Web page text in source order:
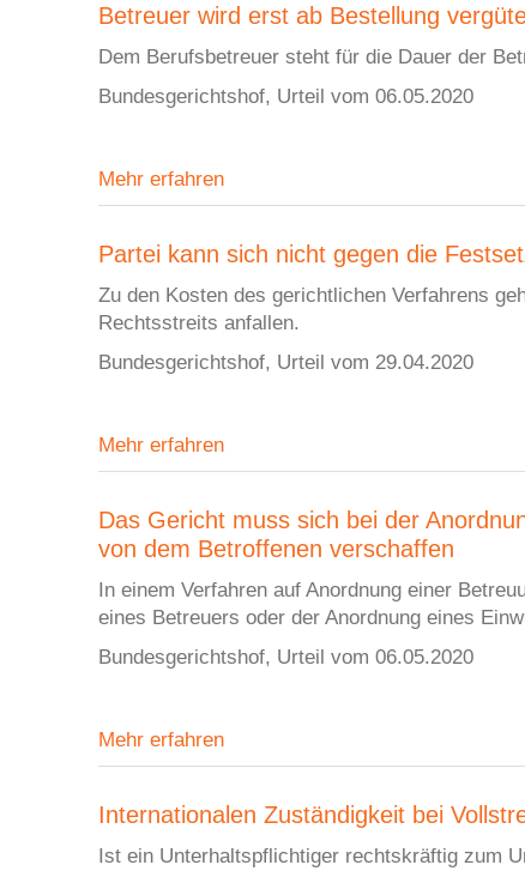
Betreuer wird erst ab Bestellung
Dem Berufsbetreuer steht für die Dauer der
Bundesgerichtshof, Urteil vom 06.05.2020
Mehr erfahren
Partei kann sich nicht gegen die
Zu den Kosten des gerichtlichen Verfahrens
Rechtsstreits anfallen.
Bundesgerichtshof, Urteil vom 29.04.2020
Mehr erfahren
Das Gericht muss sich bei der
von dem Betroffenen verschaffen
In einem Verfahren auf Anordnung einer
eines Betreuers oder der Anordnung eines
Bundesgerichtshof, Urteil vom 06.05.2020
Mehr erfahren
Internationalen Zuständigkeit bei
Ist ein Unterhaltspflichtiger rechtskräftig zum